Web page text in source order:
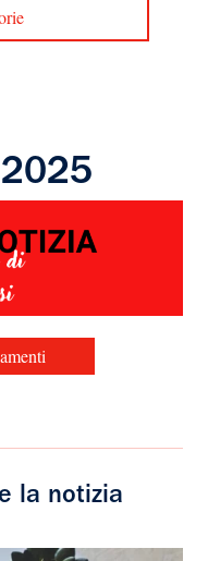
la notizia